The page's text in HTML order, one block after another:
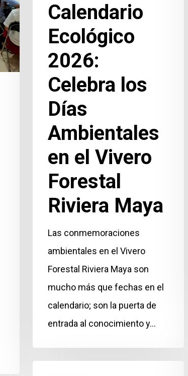
Calendario
Ecológico
2026:
Celebra los
Días
Ambientales
en el Vivero
Forestal
Riviera Maya
Las conmemoraciones
ambientales en el Vivero
Forestal Riviera Maya son
mucho más que fechas en el
calendario; son la puerta de
entrada al conocimiento y…